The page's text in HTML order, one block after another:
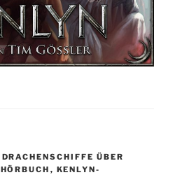
DRACHENSCHIFFE ÜBER
HÖRBUCH , KENLYN-